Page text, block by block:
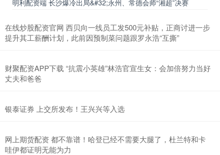
明利配资端 长沙爆冷出局&#32;永州、常德会师“湘超”决赛
在线炒股配资官网 西贝向一线员工发500元补贴，正商讨进一步
提升其工薪酬计划，此前因预制菜问题跟罗永浩“互撕”
财聚配资APP下载 “抗震小英雄”林浩官宣生女：会加倍努力当好
丈夫和爸爸
银泰证券 上交所发布！王兴兴等入选
网上期货配资 都不靠谱！哈登已经不需要大腿了，杜兰特和卡
哇伊都证明无能为力